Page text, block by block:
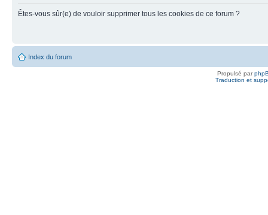
Êtes-vous sûr(e) de vouloir supprimer tous les cookies de ce forum ?
Index du forum
Propulsé par
Traduction et